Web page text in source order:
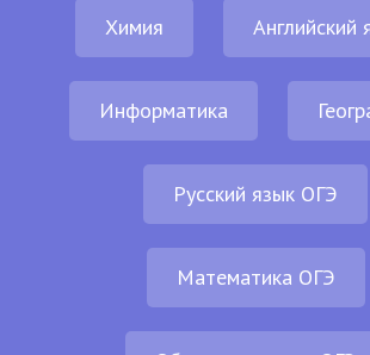
Химия Английский
Информатика
Русский язык ОГЭ
Математика ОГЭ